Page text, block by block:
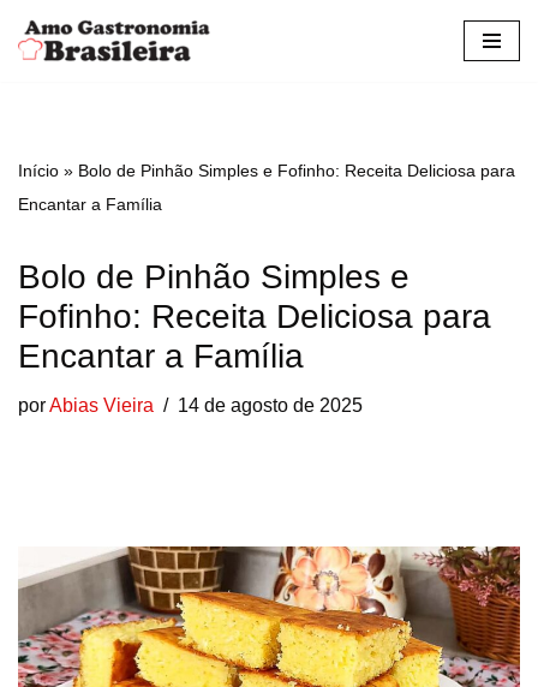
Pular
conteúdo
Início » Bolo de Pinhão Simples e Fofinho: Receita Deliciosa para
Encantar a Família
Bolo de Pinhão Simples e
Fofinho: Receita Deliciosa para
Encantar a Família
porAbias Vieira 14 de agosto de 2025